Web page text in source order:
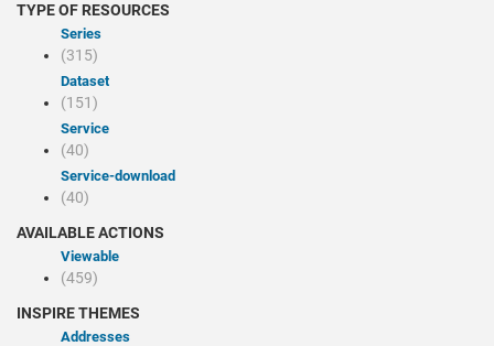
TYPE OF RESOURCES
Series
(315)
Dataset
(151)
Service
(40)
service-download
(40)
AVAILABLE ACTIONS
Viewable
(459)
INSPIRE THEMES
Addresses